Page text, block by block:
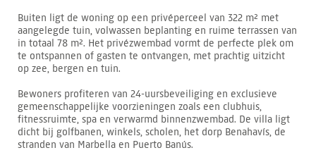
Buiten ligt de woning op een privéperceel van 322 m² met
aangelegde tuin, volwassen beplanting en ruime terrassen van
in totaal 78 m². Het privézwembad vormt de perfecte plek om
te ontspannen of gasten te ontvangen, met prachtig uitzicht
op zee, bergen en tuin.
Bewoners profiteren van 24-uursbeveiliging en exclusieve
gemeenschappelijke voorzieningen zoals een clubhuis,
fitnessruimte, spa en verwarmd binnenzwembad. De villa ligt
dicht bij golfbanen, winkels, scholen, het dorp Benahavís, de
stranden van Marbella en Puerto Banús.